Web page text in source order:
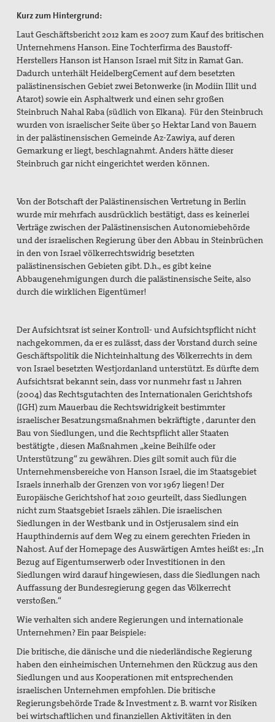
Kurz zum Hintergrund:
Laut Geschäftsbericht 2012 kam es 2007 zum Kauf des britischen
Unternehmens Hanson. Eine Tochterfirma des Baustoff-
Herstellers Hanson ist Hanson Israel mit Sitz in Ramat Gan.
Dadurch unterhält HeidelbergCement auf dem besetzten
palästinensischen Gebiet zwei Betonwerke (in Modiin Illit und
Atarot) sowie ein Asphaltwerk und einen sehr großen
Steinbruch Nahal Raba (südlich von Elkana). Für den Steinbruch
wurden von israelischer Seite über 50 Hektar Land von Bauern
in der palästinensischen Gemeinde Az-Zawiya, auf deren
Gemarkung er liegt, beschlagnahmt. Anders hätte dieser
Steinbruch gar nicht eingerichtet werden können.
Von der Botschaft der Palästinensischen Vertretung in Berlin
wurde mir mehrfach ausdrücklich bestätigt, dass es keinerlei
Verträge zwischen der Palästinensischen Autonomiebehörde
und der israelischen Regierung über den Abbau in Steinbrüchen
in den von Israel völkerrechtswidrig besetzten
palästinensischen Gebieten gibt. D.h., es gibt keine
Abbaugenehmigungen durch die palästinensische Seite, also
durch die wirklichen Eigentümer!
Der Aufsichtsrat ist seiner Kontroll- und Aufsichtspflicht nicht
nachgekommen, da er es zulässt, dass der Vorstand durch seine
Geschäftspolitik die Nichteinhaltung des Völkerrechts in dem
von Israel besetzten Westjordanland unterstützt. Es dürfte dem
Aufsichtsrat bekannt sein, dass vor nunmehr fast 11 Jahren
(2004) das Rechtsgutachten des Internationalen Gerichtshofs
(IGH) zum Mauerbau die Rechtswidrigkeit bestimmter
israelischer Besatzungsmaßnahmen bekräftigte , darunter den
Bau von Siedlungen, und die Rechtspflicht aller Staaten
bestätigte , diesen Maßnahmen „keine Beihilfe oder
Unterstützung“ zu gewähren. Dies gilt somit auch für die
Unternehmensbereiche von Hanson Israel, die im Staatsgebiet
Israels innerhalb der Grenzen von vor 1967 liegen! Der
Europäische Gerichtshof hat 2010 geurteilt, dass Siedlungen
nicht zum Staatsgebiet Israels zählen. Die israelischen
Siedlungen in der Westbank und in Ostjerusalem sind ein
Haupthindernis auf dem Weg zu einem gerechten Frieden in
Nahost. Auf der Homepage des Auswärtigen Amtes heißt es: „In
Bezug auf Eigentumserwerb oder Investitionen in den
Siedlungen wird darauf hingewiesen, dass die Siedlungen nach
Auffassung der Bundesregierung gegen das Völkerrecht
verstoßen.“
Wie verhalten sich andere Regierungen und internationale
Unternehmen? Ein paar Beispiele:
Die britische, die dänische und die niederländische Regierung
haben den einheimischen Unternehmen den Rückzug aus den
Siedlungen und aus Kooperationen mit entsprechenden
israelischen Unternehmen empfohlen. Die britische
Regierungsbehörde Trade & Investment z. B. warnt vor Risiken
bei wirtschaftlichen und finanziellen Aktivitäten in den